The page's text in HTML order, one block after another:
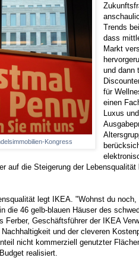
Kongress
Trends
dass
Markt
und dann
für
einen
Luxus
auf die Steigerung der
legt IKEA. "Wohnst du
die 46 gelb-blauen Häuser des
Ferber, Geschäftsführer der IKEA
und der cleveren
nicht kommerziell genutzter
realisiert.